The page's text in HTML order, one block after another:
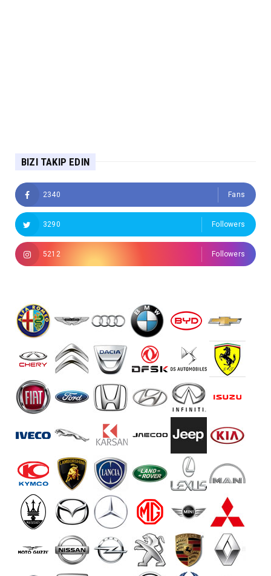
BIZI TAKIP EDIN
2340 Fans
3290 Followers
5212 Followers